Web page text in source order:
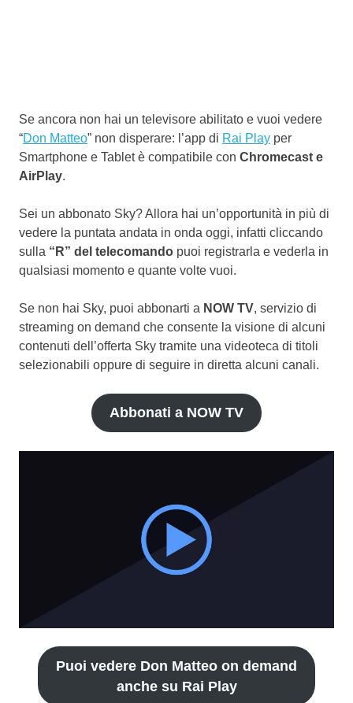
Se ancora non hai un televisore abilitato e vuoi vedere
“Don Matteo” non disperare: l’app di Rai Play per
Smartphone e Tablet è compatibile con Chromecast e
AirPlay.
Sei un abbonato Sky? Allora hai un’opportunità in più di
vedere la puntata andata in onda oggi, infatti cliccando
sulla “R” del telecomando puoi registrarla e vederla in
qualsiasi momento e quante volte vuoi.
Se non hai Sky, puoi abbonarti a NOW TV, servizio di
streaming on demand che consente la visione di alcuni
contenuti dell’offerta Sky tramite una videoteca di titoli
selezionabili oppure di seguire in diretta alcuni canali.
Abbonati a NOW TV
Puoi vedere Don Matteo on demand
anche su Rai Play